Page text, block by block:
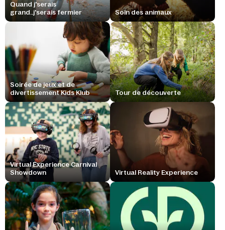
Quand j'serais
grand..j'serais fermier
Soin des animaux
Soirée de jeux et de
divertissement Kids Klub
Tour de découverte
Virtual Experience Carnival
Showdown
Virtual Reality Experience